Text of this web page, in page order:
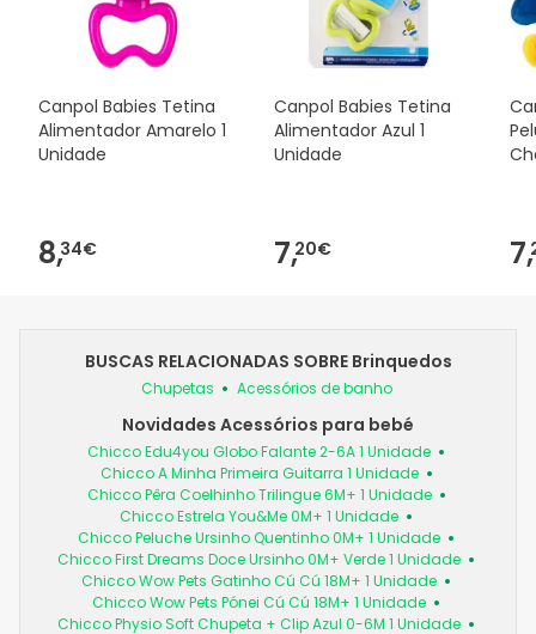
Canpol Babies Tetina
Alimentador Amarelo 1
Unidade
8,34€
Canpol Babies Tetina
Alimentador Azul 1
Unidade
7,20€ 7,
BUSCAS RELACIONADAS SOBRE Brinquedos
Chupetas Acessórios de banho
Novidades Acessórios para bebé
Chicco Edu4you Globo Falante 2-6A 1 Unidade
Chicco A Minha Primeira Guitarra 1 Unidade
Chicco Pêra Coelhinho Trilingue 6M+ 1 Unidade
Chicco Estrela You&Me 0M+ 1 Unidade
Chicco Peluche Ursinho Quentinho 0M+ 1 Unidade
Chicco First Dreams Doce Ursinho 0M+ Verde 1 Unidade
Chicco Wow Pets Gatinho Cú Cú 18M+ 1 Unidade
Chicco Wow Pets Pónei Cú Cú 18M+ 1 Unidade
Chicco Physio Soft Chupeta + Clip Azul 0-6M 1 Unidade